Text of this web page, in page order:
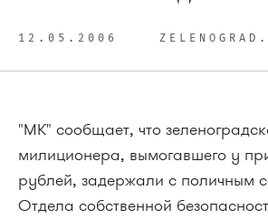
12.05.2006
"МК" сообщает, что
милиционера, вымогавшего у
рублей, задержали с поличным
Отдела собственной